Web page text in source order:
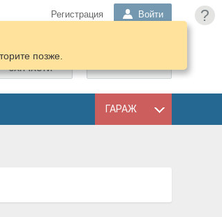
?
Регистрация Войти
ПОДОБРАТЬ
ЗАПЧАСТИ
ГАРАЖ
позже.